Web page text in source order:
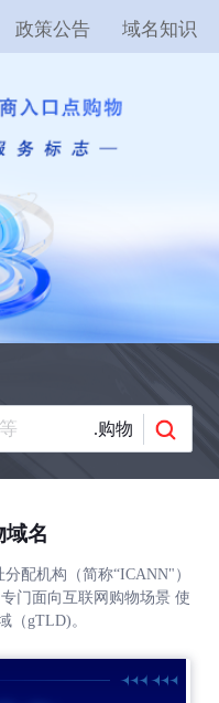
政策公告 域名知识
.购物
域名
配机构（简称“ICANN"）
门面向互联网购物场景 使
（gTLD)。